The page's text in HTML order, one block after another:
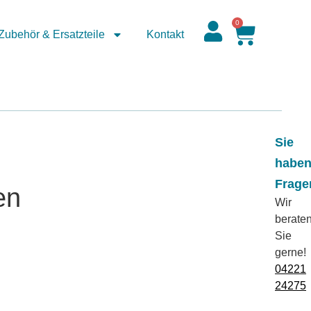
& Ersatzteile Kontakt
0
Sie
haben
Wir
Sie
gerne!
04221
24275